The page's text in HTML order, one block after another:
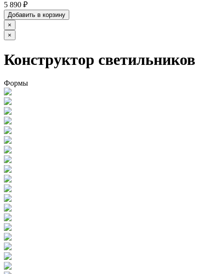
5 890 ₽
Добавить в корзину
×
×
Конструктор светильников
Формы